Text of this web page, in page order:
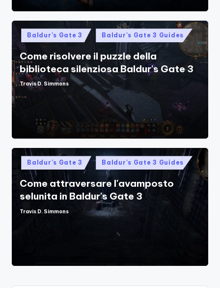
Posted
in
Baldur's Gate 3 Baldur's Gate 3 Guides
Come risolvere il puzzle della
biblioteca silenziosa Baldur's Gate 3
Posted
Travis D. Simmons
Posted
in
Baldur's Gate 3 Baldur's Gate 3 Guides
Come attraversare l'avamposto
selunita in Baldur's Gate 3
Posted
Travis D. Simmons